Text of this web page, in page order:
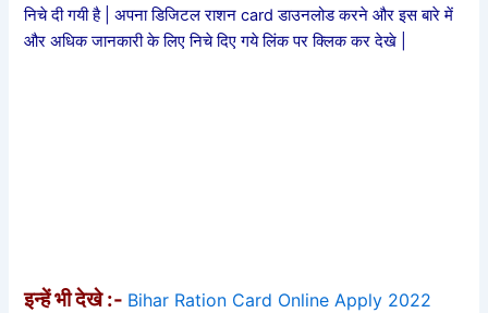
निचे दी गयी है | अपना डिजिटल राशन card डाउनलोड करने और इस बारे में
और अधिक जानकारी के लिए निचे दिए गये लिंक पर क्लिक कर देखे |
इन्हें भी देखे :- Bihar Ration Card Online Apply 2022